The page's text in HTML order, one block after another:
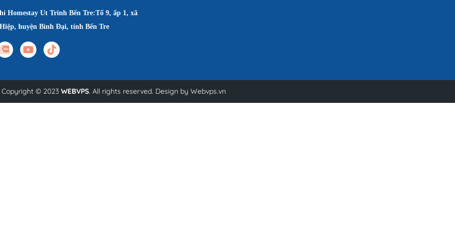
Homestay Ut Trinh Bến Tre:Tổ 9, ấp 1, xã
huyện Bình Đại, tỉnh Bến Tre
Copyright © 2023 WEBVPS. All rights reserved. Design by Webvps.vn